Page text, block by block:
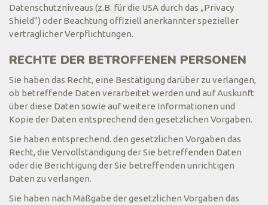
Datenschutzniveaus (z.B. für die USA durch das „Privacy
Shield“) oder Beachtung offiziell anerkannter spezieller
vertraglicher Verpflichtungen.
RECHTE DER BETROFFENEN PERSONEN
Sie haben das Recht, eine Bestätigung darüber zu verlangen,
ob betreffende Daten verarbeitet werden und auf Auskunft
über diese Daten sowie auf weitere Informationen und
Kopie der Daten entsprechend den gesetzlichen Vorgaben.
Sie haben entsprechend. den gesetzlichen Vorgaben das
Recht, die Vervollständigung der Sie betreffenden Daten
oder die Berichtigung der Sie betreffenden unrichtigen
Daten zu verlangen.
Sie haben nach Maßgabe der gesetzlichen Vorgaben das